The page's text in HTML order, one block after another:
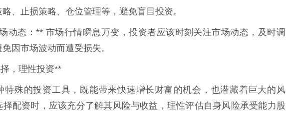
、止损策略、仓位管理等，避免盲目投资。
动态：** 市场行情瞬息万变，投资者应该时刻关注市场动态，及时调
因市场波动而遭受损失。
，理性投资**
特殊的投资工具，既能带来快速增长财富的机会，也潜藏着巨大的风
择配资时，应该充分了解其风险与收益，理性评估自身风险承受能力股